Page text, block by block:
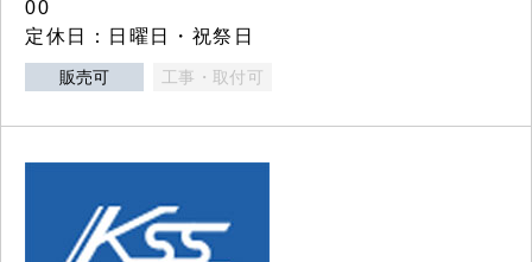
00
定休日：日曜日・祝祭日
販売可 工事・取付可